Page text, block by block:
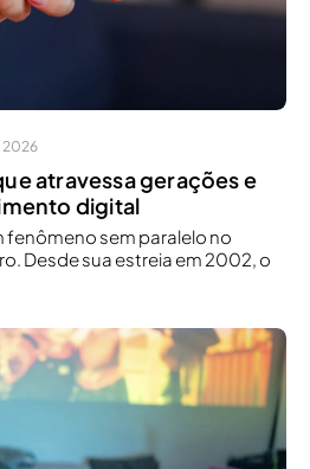
2026
atravessa gerações e
digital
fenômeno sem paralelo no
Desde sua estreia em 2002, o